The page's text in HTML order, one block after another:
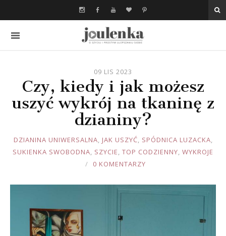
09 LIS 2023
Czy, kiedy i jak możesz
uszyć wykrój na tkaninę z
dzianiny?
JOULE
DZIANINA UNIWERSALNA, JAK USZYĆ, SPÓDNICA LUZACKA,
SUKIENKA SWOBODNA, SZYCIE, TOP CODZIENNY, WYKROJE
0 KOMENTARZY